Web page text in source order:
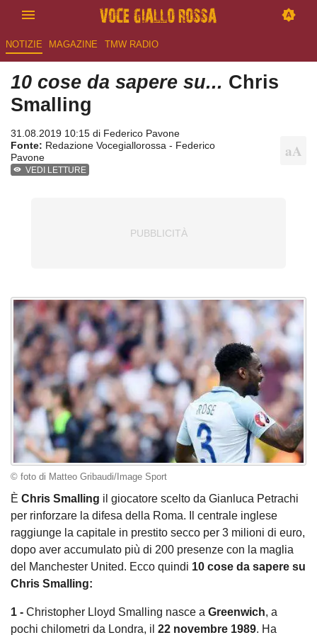
NOTIZIE MAGAZINE TMW RADIO
10 cose da sapere su... Chris
Smalling
31.08.2019 10:15 di Federico Pavone
Fonte: Redazione Vocegiallorossa - Federico
Pavone
VEDI LETTURE
© foto di Matteo Gribaudi/Image Sport
È Chris Smalling il giocatore scelto da Gianluca Petrachi
per rinforzare la difesa della Roma. Il centrale inglese
raggiunge la capitale in prestito secco per 3 milioni di euro,
dopo aver accumulato più di 200 presenze con la maglia
del Manchester United. Ecco quindi 10 cose da sapere su
Chris Smalling:
1 - Christopher Lloyd Smalling nasce a Greenwich, a
pochi chilometri da Londra, il 22 novembre 1989. Ha